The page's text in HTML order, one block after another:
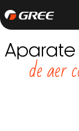
Aparate
de aer